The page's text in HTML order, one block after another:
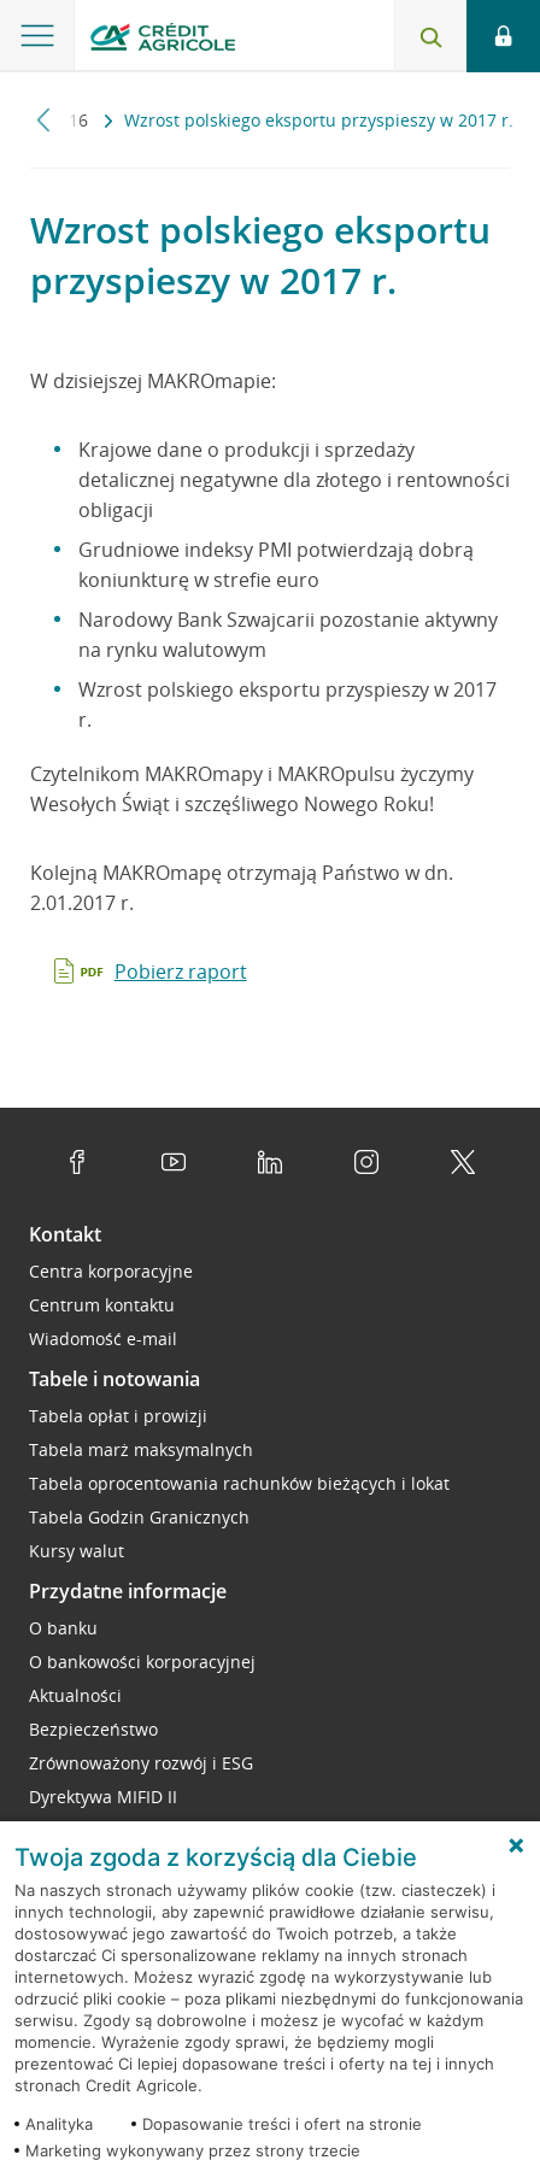
2016 Wzrost polskiego eksportu przyspieszy w 2017 r.
Wzrost polskiego eksportu
przyspieszy w 2017 r.
W dzisiejszej MAKROmapie:
Krajowe dane o produkcji i sprzedaży
detalicznej negatywne dla złotego i rentowności
obligacji
Grudniowe indeksy PMI potwierdzają dobrą
koniunkturę w strefie euro
Narodowy Bank Szwajcarii pozostanie aktywny
na rynku walutowym
Wzrost polskiego eksportu przyspieszy w 2017
r.
Czytelnikom MAKROmapy i MAKROpulsu życzymy
Wesołych Świąt i szczęśliwego Nowego Roku!
Kolejną MAKROmapę otrzymają Państwo w dn.
2.01.2017 r.
Pobierz raport
Kontakt
Centra korporacyjne
Centrum kontaktu
Wiadomość e-mail
Tabele i notowania
Tabela opłat i prowizji
Tabela marż maksymalnych
Tabela oprocentowania rachunków bieżących i lokat
Tabela Godzin Granicznych
Kursy walut
Przydatne informacje
O banku
O bankowości korporacyjnej
Aktualności
Bezpieczeństwo
Zrównoważony rozwój i ESG
Dyrektywa MIFID II
RODO
Regulamin serwisu
Mapa serwisu
PolitykaCookies
Twoja zgoda z korzyścią dla Ciebie
Na naszych stronach używamy plików cookie (tzw. ciasteczek) i
innych technologii, aby zapewnić prawidłowe działanie serwisu,
dostosowywać jego zawartość do Twoich potrzeb, a także
dostarczać Ci spersonalizowane reklamy na innych stronach
internetowych. Możesz wyrazić zgodę na wykorzystywanie lub
odrzucić pliki cookie – poza plikami niezbędnymi do funkcjonowania
serwisu. Zgody są dobrowolne i możesz je wycofać w każdym
momencie. Wyrażenie zgody sprawi, że będziemy mogli
prezentować Ci lepiej dopasowane treści i oferty na tej i innych
stronach Credit Agricole.
Analityka
Dopasowanie treści i ofert na stronie
Marketing wykonywany przez strony trzecie